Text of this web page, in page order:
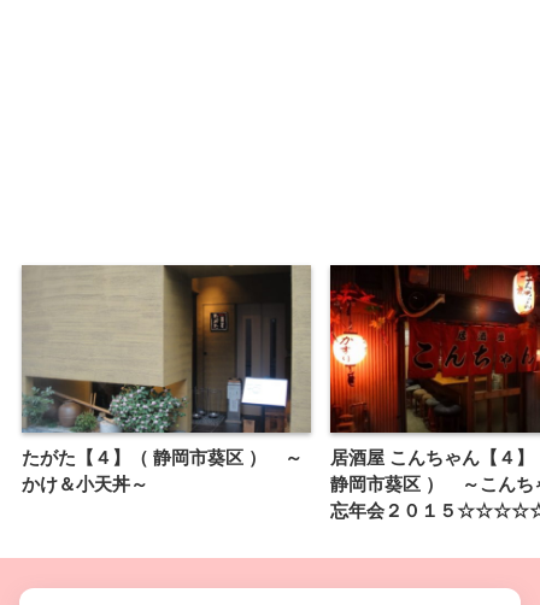
たがた【４】（ 静岡市葵区 ） ～
かけ＆小天丼～
居酒屋 こんちゃん【４】
静岡市葵区 ） ～こんち
忘年会２０１５